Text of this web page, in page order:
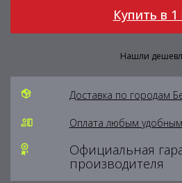
Купить в 1
Нашли
Доставка по городам
Оплата любым
Официальная
производителя